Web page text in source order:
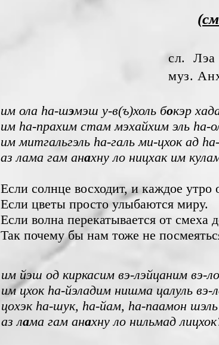
им ола hа-шэмэш у-в(ъ)холь бокэр
им hа-прахим стам мэхайхим эль hа-
им митгальгэль hа-галь ми-цхок ад
аз лама гам анахну ло ницхак им
Если солнце восходит, и каждое утро
Если цветы просто улыбаются миру.
Если волна перекатывается от смеха
Так почему бы нам тоже не
им йэш од киркасим вэ-лэйцаним вэ-
им цхок hа-йэладим нишма цалуль вэ-
цохэк hа-шук, hа-йам, hа-паамон
аз лама гам анахну ло нильмад